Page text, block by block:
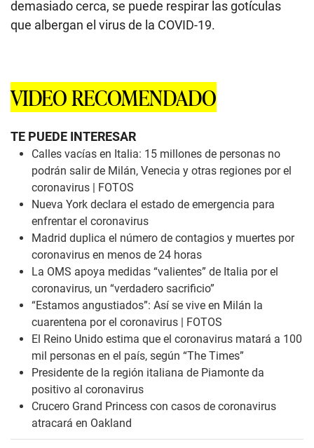
demasiado cerca, se puede respirar las gotículas
que albergan el virus de la COVID-19.
VIDEO RECOMENDADO
TE PUEDE INTERESAR
Calles vacías en Italia: 15 millones de personas no
podrán salir de Milán, Venecia y otras regiones por el
coronavirus | FOTOS
Nueva York declara el estado de emergencia para
enfrentar el coronavirus
Madrid duplica el número de contagios y muertes por
coronavirus en menos de 24 horas
La OMS apoya medidas “valientes” de Italia por el
coronavirus, un “verdadero sacrificio”
“Estamos angustiados”: Así se vive en Milán la
cuarentena por el coronavirus | FOTOS
El Reino Unido estima que el coronavirus matará a 100
mil personas en el país, según “The Times”
Presidente de la región italiana de Piamonte da
positivo al coronavirus
Crucero Grand Princess con casos de coronavirus
atracará en Oakland